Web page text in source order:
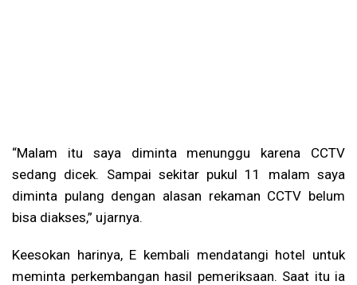
“Malam itu saya diminta menunggu karena CCTV
sedang dicek. Sampai sekitar pukul 11 malam saya
diminta pulang dengan alasan rekaman CCTV belum
bisa diakses,” ujarnya.
Keesokan harinya, E kembali mendatangi hotel untuk
meminta perkembangan hasil pemeriksaan. Saat itu ia